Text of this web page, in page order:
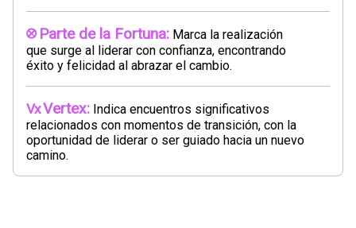
Parte de la Fortuna: Marca la realización
que surge al liderar con confianza, encontrando
éxito y felicidad al abrazar el cambio.
Vertex:Indica encuentros significativos
relacionados con momentos de transición, con la
oportunidad de liderar o ser guiado hacia un nuevo
camino.